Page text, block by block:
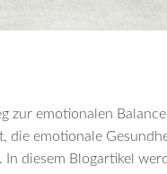
zur emotionalen
emotionale
diesem Blogartikel